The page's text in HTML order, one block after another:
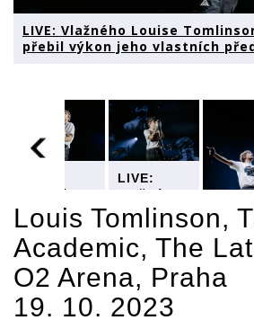
LIVE: Vlažného Louise
přebil výkon jeho vlastních
Vlažného
Louise
Tomlinsona
v O2
areně
přebil
výkon
jeho
LIVE:
Vlažného
Louise
Tomlinsona
v O2
areně
přebil
výkon
jeho
LIVE:
Louise
Louis Tomlinson,
Academic, The
O2 Arena, Praha
19. 10. 2023